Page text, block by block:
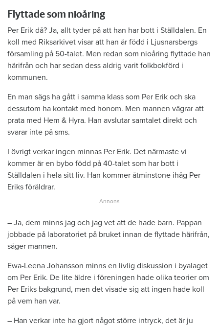
Flyttade som nioåring
Per Erik då? Ja, allt tyder på att han har bott i Ställdalen. En
koll med Riksarkivet visar att han är född i Ljusnarsbergs
församling på 50-talet. Men redan som nioåring flyttade han
härifrån och har sedan dess aldrig varit folkbokförd i
kommunen.
En man sägs ha gått i samma klass som Per Erik och ska
dessutom ha kontakt med honom. Men mannen vägrar att
prata med Hem & Hyra. Han avslutar samtalet direkt och
svarar inte på sms.
I övrigt verkar ingen minnas Per Erik. Det närmaste vi
kommer är en bybo född på 40-talet som har bott i
Ställdalen i hela sitt liv. Han kommer åtminstone ihåg Per
Eriks föräldrar.
– Ja, dem minns jag och jag vet att de hade barn. Pappan
jobbade på laboratoriet på bruket innan de flyttade härifrån,
säger mannen.
Ewa-Leena Johansson minns en livlig diskussion i byalaget
om Per Erik. De lite äldre i föreningen hade olika teorier om
Per Eriks bakgrund, men det visade sig att ingen hade koll
på vem han var.
– Han verkar inte ha gjort något större intryck, det är ju